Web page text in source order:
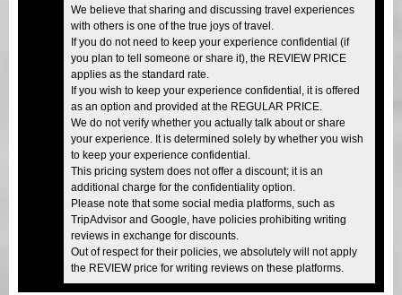
We believe that sharing and discussing travel experiences
with others is one of the true joys of travel.
If you do not need to keep your experience confidential (if
you plan to tell someone or share it), the REVIEW PRICE
applies as the standard rate.
If you wish to keep your experience confidential, it is offered
as an option and provided at the REGULAR PRICE.
We do not verify whether you actually talk about or share
your experience. It is determined solely by whether you wish
to keep your experience confidential.
This pricing system does not offer a discount; it is an
additional charge for the confidentiality option.
Please note that some social media platforms, such as
TripAdvisor and Google, have policies prohibiting writing
reviews in exchange for discounts.
Out of respect for their policies, we absolutely will not apply
the REVIEW price for writing reviews on these platforms.